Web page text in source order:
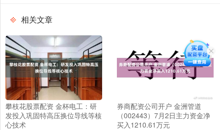
相关文章
攀枝花股票配资 金杯电工：研
发投入巩固特高压换位导线等核
心技术
券商配资公司开户 金洲管道
（002443）7月2日主力资金净
买入1210.61万元